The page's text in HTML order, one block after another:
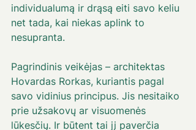
individualumą ir drąsą eiti savo keliu
net tada, kai niekas aplink to
nesupranta.
Pagrindinis veikėjas – architektas
Hovardas Rorkas, kuriantis pagal
savo vidinius principus. Jis nesitaiko
prie užsakovų ar visuomenės
lūkesčių. Ir būtent tai jį paverčia